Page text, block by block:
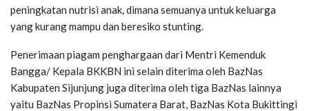
peningkatan nutrisi anak, dimana semuanya untuk keluarga
yang kurang mampu dan beresiko stunting.
Penerimaan piagam penghargaan dari Mentri Kemenduk
Bangga/ Kepala BKKBN ini selain diterima oleh BazNas
Kabupaten Sijunjung juga diterima oleh tiga BazNas lainnya
yaitu BazNas Propinsi Sumatera Barat, BazNas Kota Bukittingi